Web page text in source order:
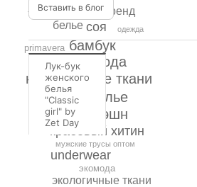
натуральные ткани
новая мода
нижнее белье
эко-фэшн
бамбук
крабовый хитин
соя
zetday
underwear
экологичные ткани
бренд
белье
экомода
farfallina
primavera
мужские трусы оптом
одежда
zet day
Вставить в блог
Лук-бук
женского
белья
"Classic
girl" by
Zet Day